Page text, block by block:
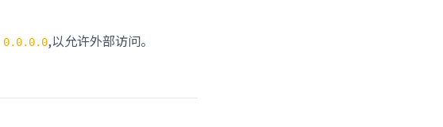
0.0.0.0,以允许外部访问。